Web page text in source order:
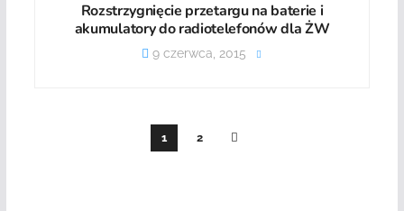
Rozstrzygnięcie przetargu na baterie i
akumulatory do radiotelefonów dla ŻW
9 czerwca, 2015
1 2